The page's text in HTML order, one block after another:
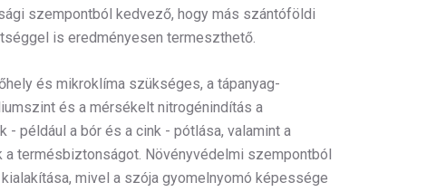
szempontból kedvező, hogy más szántóföldi
is eredményesen termeszthető.
és mikroklíma szükséges, a tápanyag-
és a mérsékelt nitrogénindítás a
például a bór és a cink - pótlása, valamint a
termésbiztonságot. Növényvédelmi szempontból
mivel a szója gyomelnyomó képessége